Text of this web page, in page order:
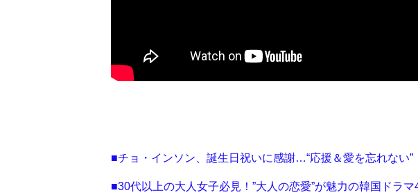
■チョ・インソン、誕生日祝いに感謝…“応援＆愛を忘れない”
■30代以上の大人女子必見！”大人の恋愛”が魅力の韓国ドラマ